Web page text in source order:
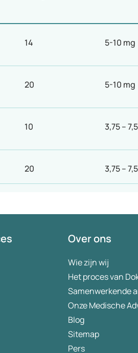
14 5-10 mg
20 5-10 mg
10 3,75 –
20 3,75 –
Over ons
Wie zijn wij
Het proces van
Samenwerkende
Onze Medische
Blog
Sitemap
Pers